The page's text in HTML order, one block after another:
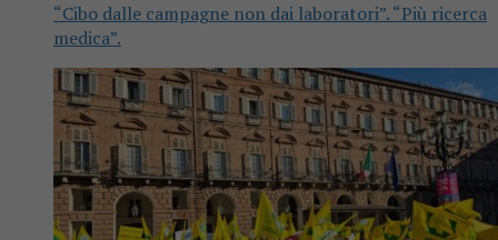
“Cibo dalle campagne non dai laboratori”. “Più ricerca
medica”.